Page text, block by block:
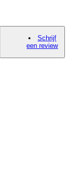
Schrijf
een review